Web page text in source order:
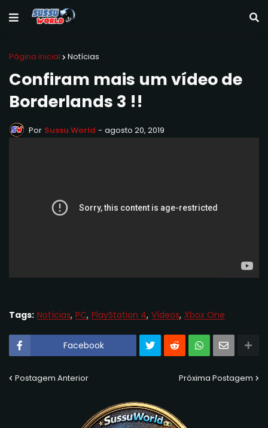
Página inicial Notícias
Confiram mais um vídeo de
Borderlands 3 !!
Por Sussu World - agosto 20, 2019
Tags: Notícias PC PlayStation 4 Vídeos Xbox One
Facebook
Postagem Anterior Próxima Postagem